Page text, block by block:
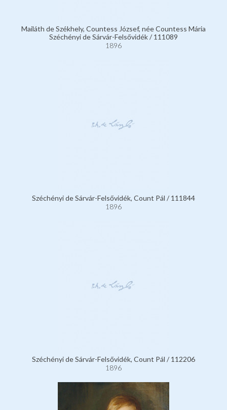
Mailáth de Székhely, Countess József, née Countess Mária
Széchényi de Sárvár-Felsővidék / 111089
1896
Széchényi de Sárvár-Felsővidék, Count Pál / 111844
1896
Széchényi de Sárvár-Felsővidék, Count Pál / 112206
1896